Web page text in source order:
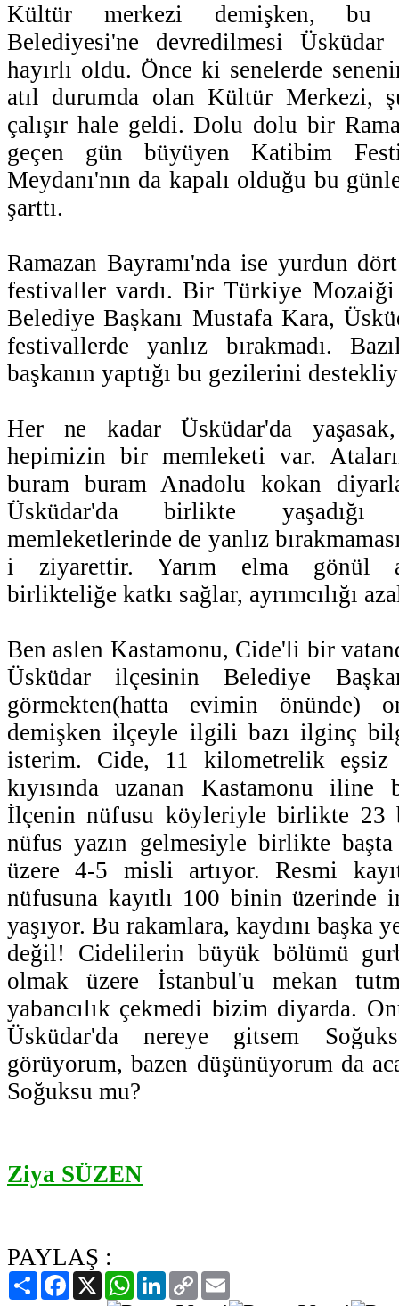
Kültür merkezi demişken, bu
Belediyesi'ne devredilmesi
hayırlı oldu. Önce ki senelerde
atıl durumda olan Kültür Merkezi,
çalışır hale geldi. Dolu dolu bir
geçen gün büyüyen Katibim
Meydanı'nın da kapalı olduğu bu
şarttı.
Ramazan Bayramı'nda ise yurdun
festivaller vardı. Bir Türkiye Mozaiği
Belediye Başkanı Mustafa Kara,
festivallerde yanlız bırakmadı.
başkanın yaptığı bu gezilerini
Her ne kadar Üsküdar'da
hepimizin bir memleketi var.
buram buram Anadolu kokan
Üsküdar'da birlikte yaşadığı
memleketlerinde de yanlız
i ziyarettir. Yarım elma gönül
birlikteliğe katkı sağlar, ayrımcılığı
Ben aslen Kastamonu, Cide'li bir
Üsküdar ilçesinin Belediye
görmekten(hatta evimin önünde)
demişken ilçeyle ilgili bazı ilginç
isterim. Cide, 11 kilometrelik eşsiz
kıyısında uzanan Kastamonu
İlçenin nüfusu köyleriyle birlikte 23
nüfus yazın gelmesiyle birlikte
üzere 4-5 misli artıyor. Resmi
nüfusuna kayıtlı 100 binin üzerinde
yaşıyor. Bu rakamlara, kaydını başka
değil! Cidelilerin büyük bölümü
olmak üzere İstanbul'u mekan
yabancılık çekmedi bizim diyarda.
Üsküdar'da nereye gitsem
görüyorum, bazen düşünüyorum da
Soğuksu mu?
Ziya SÜZEN
PAYLAŞ :
PaylaşFacebook
X WhatsAppLinkedIn
Copy
Link